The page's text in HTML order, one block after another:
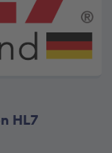
HL7